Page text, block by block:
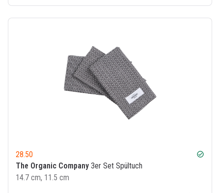
28.50 check_circle
The Organic Company 3er Set Spültuch
14.7 cm, 11.5 cm